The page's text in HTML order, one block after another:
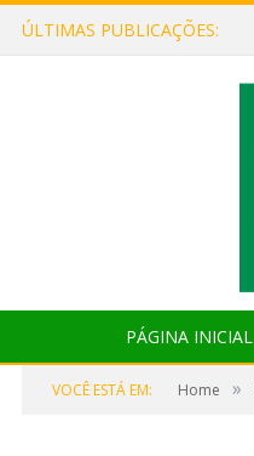
ÚLTIMAS PUBLICAÇÕES:
PÁGINA INICIAL
VOCÊ ESTÁ EM: Home »